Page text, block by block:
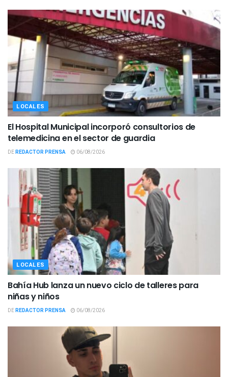
LOCALES
El Hospital Municipal incorporó consultorios de
telemedicina en el sector de guardia
DEREDACTOR PRENSA 06/08/2026
LOCALES
Bahía Hub lanza un nuevo ciclo de talleres para
niñas y niños
DEREDACTOR PRENSA 06/08/2026